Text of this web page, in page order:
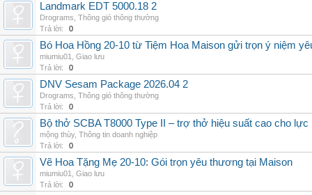
Landmark EDT 5000.18 2
Drograms Thông gió thông thường
Trả lời:
0
Bó Hoa Hồng 20-10 từ Tiệm Hoa Maison gửi trọn ý niệm
miumiu01
Giao lưu
Trả lời:
0
DNV Sesam Package 2026.04 2
Drograms Thông gió thông thường
Trả lời:
0
Bộ thở SCBA T8000 Type II – trợ thở hiệu suất cao cho
mộng thùy, Thông tin doanh nghiệp
Trả lời:
0
Vẽ Hoa Tặng Mẹ 20-10: Gói trọn yêu thương tại Maison
miumiu01
Giao lưu
Trả lời:
0